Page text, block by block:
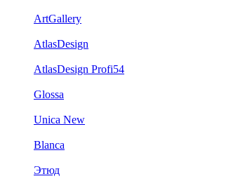
ArtGallery
AtlasDesign
AtlasDesign Profi54
Glossa
Unica New
Blanca
Этюд